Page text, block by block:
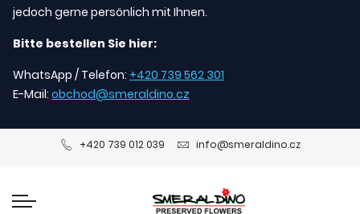
jedoch gerne persönlich mit Ihnen.
Bitte bestellen Sie hier:
WhatsApp / Telefon: +420 739 562 301
E-Mail: obchod@smeraldino.cz
+420 739 012 039 info@smeraldino.cz